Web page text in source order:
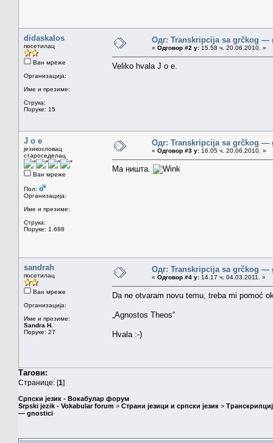
didaskalos
посетилац
Ван мреже
Организација:
Име и презиме:
Струка:
Поруке: 15
Одг: Transkripcija sa grčkog —
« Одговор #2 у: 15.58 ч. 20.06.2010. »
Veliko hvala J o e.
J o e
језикословац
староседелац
Ван мреже
Пол:
Организација:
Име и презиме:
Струка:
Поруке: 1.688
Одг: Transkripcija sa grčkog —
« Одговор #3 у: 16.05 ч. 20.06.2010. »
Ма ништа.
sandrah
посетилац
Ван мреже
Организација:
Име и презиме:
Sandra H.
Поруке: 27
Одг: Transkripcija sa grčkog —
« Одговор #4 у: 14.17 ч. 04.03.2011. »
Da ne otvaram novu temu, treba mi pomoć
„Agnostos Theos“
Hvala :-)
Тагови:
Странице: [1]
Српски језик - Вокабулар форум
Srpski jezik - Vokabular forum > Страни језици и српски језик >
— gnostici